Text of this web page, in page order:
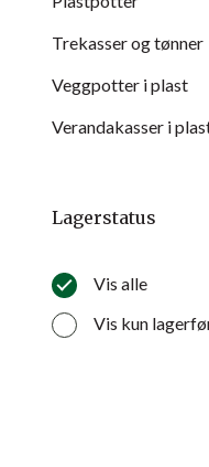
Trekasser og tønner
Veggpotter i plast
Verandakasser i
Lagerstatus
Vis alle
Vis kun